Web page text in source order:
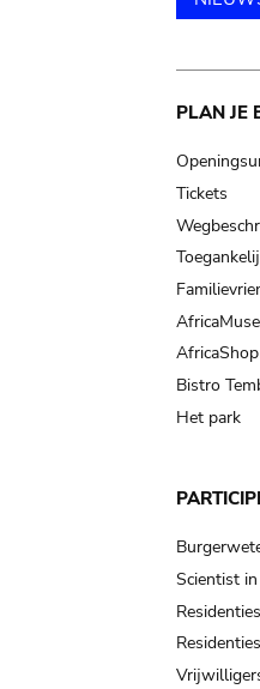
PLAN JE
Tickets
AfricaShop
Bistro
Het park
Scientist